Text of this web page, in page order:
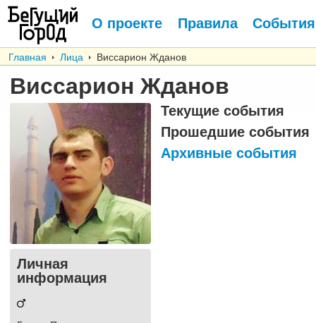
О проекте Правила События
Главная Лица Виссарион Жданов
Виссарион Жданов
Личная
информация
Текущие события
Прошедшие события
Архивные события